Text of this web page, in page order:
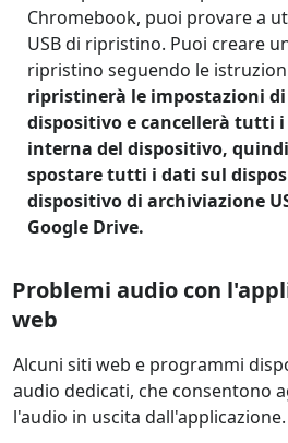
Chromebook, puoi provare a
USB di ripristino. Puoi creare
ripristino seguendo le
ripristinerà le impostazioni
dispositivo e cancellerà tutti
interna del dispositivo,
spostare tutti i dati sul
dispositivo di archiviazione
Google Drive.
Problemi audio con
web
Alcuni siti web e programmi
audio dedicati, che consentono
l'audio in uscita dall'applicazione.